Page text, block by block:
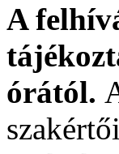
A
órától.